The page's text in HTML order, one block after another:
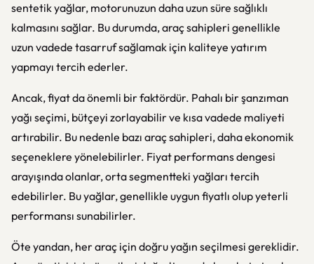
sentetik yağlar, motorunuzun daha uzun süre sağlıklı
kalmasını sağlar. Bu durumda, araç sahipleri genellikle
uzun vadede tasarruf sağlamak için kaliteye yatırım
yapmayı tercih ederler.
Ancak, fiyat da önemli bir faktördür. Pahalı bir şanzıman
yağı seçimi, bütçeyi zorlayabilir ve kısa vadede maliyeti
artırabilir. Bu nedenle bazı araç sahipleri, daha ekonomik
seçeneklere yönelebilirler. Fiyat performans dengesi
arayışında olanlar, orta segmentteki yağları tercih
edebilirler. Bu yağlar, genellikle uygun fiyatlı olup yeterli
performansı sunabilirler.
Öte yandan, her araç için doğru yağın seçilmesi gereklidir.